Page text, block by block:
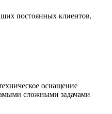
постоянных клиентов,
оснащение
сложными задачами